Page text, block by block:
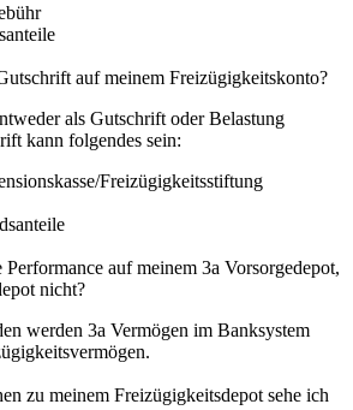
auf meinem Freizügigkeitskonto?
als Gutschrift oder Belastung
kann folgendes sein:
Freizügigkeitsstiftung
Performance auf meinem 3a Vorsorgedepot,
nicht?
werden 3a Vermögen im Banksystem
zu meinem Freizügigkeitsdepot sehe ich